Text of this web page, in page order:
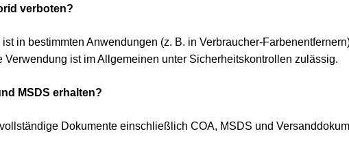
verboten?
in bestimmten Anwendungen (z. B. in Verbraucher-
Verwendung ist im Allgemeinen unter Sicherheitskontrollen zulässig.
MSDS erhalten?
Dokumente einschließlich COA, MSDS und